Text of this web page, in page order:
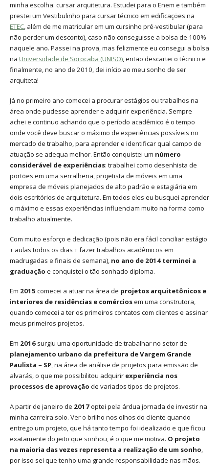
minha escolha: cursar arquitetura. Estudei para o Enem e também
prestei um Vestibulinho para cursar técnico em edificações na
ETEC, além de me matricular em um cursinho pré-vestibular (para
não perder um desconto), caso não conseguisse a bolsa de 100%
naquele ano. Passei na prova, mas felizmente eu consegui a bolsa
na Universidade de Sorocaba (UNISO), então descartei o técnico e
finalmente, no ano de 2010, dei início ao meu sonho de ser
arquiteta!
Já no primeiro ano comecei a procurar estágios ou trabalhos na
área onde pudesse aprender e adquirir experiência. Sempre
achei e continuo achando que o período acadêmico é o tempo
onde você deve buscar o máximo de experiências possíveis no
mercado de trabalho, para aprender e identificar qual campo de
atuação se adequa melhor. Então conquistei um número
considerável de experiências: trabalhei como desenhista de
portões em uma serralheria, projetista de móveis em uma
empresa de móveis planejados de alto padrão e estagiária em
dois escritórios de arquitetura. Em todos eles eu busquei aprender
o máximo e essas experiências influenciam muito na forma como
trabalho atualmente.
Com muito esforço e dedicação (pois não era fácil conciliar estágio
+ aulas todos os dias + fazer trabalhos acadêmicos em
madrugadas e finais de semana), no ano de 2014 terminei a
graduação e conquistei o tão sonhado diploma.
Em 2015 comecei a atuar na área de projetos arquitetônicos e
interiores de residências e comérciosem uma construtora,
quando comecei a ter os primeiros contatos com clientes e assinar
meus primeiros projetos.
Em 2016 surgiu uma oportunidade de trabalhar no setor de
planejamento urbano da prefeitura de Vargem Grande
Paulista – SP, na área de análise de projetos para emissão de
alvarás, o que me possibilitou adquirir experiência nos
processos de aprovação de variados tipos de projetos.
A partir de janeiro de 2017optei pela árdua jornada de investir na
minha carreira solo. Ver o brilho nos olhos do cliente quando
entrego um projeto, que há tanto tempo foi idealizado e que ficou
exatamente do jeito que sonhou, é o que me motiva. O projeto
na maioria das vezes representa a realização de um sonho,
por isso sei que tenho uma grande responsabilidade nas mãos.